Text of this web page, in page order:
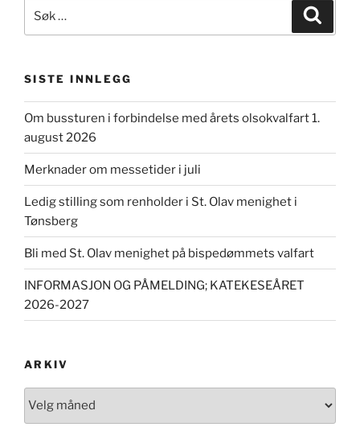
etter:
SISTE INNLEGG
Om bussturen i forbindelse med årets olsokvalfart 1.
august 2026
Merknader om messetider i juli
Ledig stilling som renholder i St. Olav menighet i
Tønsberg
Bli med St. Olav menighet på bispedømmets valfart
INFORMASJON OG PÅMELDING; KATEKESEÅRET
2026-2027
ARKIV